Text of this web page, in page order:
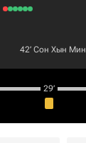
42‎’‎ Сон Хын Мин
29‎’‎